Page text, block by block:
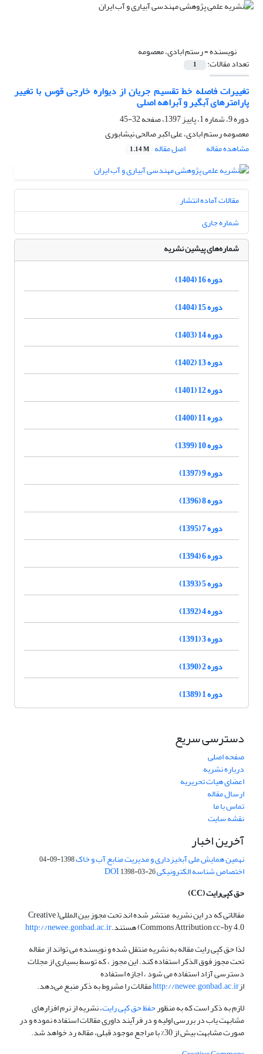
نویسنده =رستم ابادی، معصومه
تعداد مقالات: 1
تغییرات فاصله خط تقسیم جریان از دیواره خارجی قوس با تغییر
پارامترهای آبگیر و آبراهه اصلی
دوره 9، شماره 1، پاییز 1397، صفحه
32-45
معصومه رستم ابادی، علی اکبر صالحی نیشابوری
مشاهده مقاله
اصل مقاله 1.14 M
مقالات آماده انتشار
شماره جاری
شماره‌های پیشین نشریه
دوره 16 (1404)
دوره 15 (1404)
دوره 14 (1403)
دوره 13 (1402)
دوره 12 (1401)
دوره 11 (1400)
دوره 10 (1399)
دوره 9 (1397)
دوره 8 (1396)
دوره 7 (1395)
دوره 6 (1394)
دوره 5 (1393)
دوره 4 (1392)
دوره 3 (1391)
دوره 2 (1390)
دوره 1 (1389)
دسترسی سریع
صفحه اصلی
درباره نشریه
اعضای هیات تحریریه
ارسال مقاله
تماس با ما
نقشه سایت
آخرین اخبار
نهمین همایش ملی آبخیزداری و مدیریت منابع آب و خاک1398-09-04
اختصاص شناسه الکترونیکی DOI1398-03-26
حق کپی‌رایت(CC)
مقالاتی که در این نشریه منتشر شده اند تحت مجوز بین المللی( Creative
Commons Attribution cc-by 4.0) هستند.
http://newee.gonbad.ac.ir
لذا حق کپی رایت مقاله به نشریه منتقل شده و نویسنده می تواند از مقاله
تحت مجوز فوق الذکر استفاده کند. این مجوز ، که توسط بسیاری از مجلات
دسترسی آزاد استفاده می شود ، اجازه استفاده
ازhttp://newee.gonbad.ac.irمقالات را مشروط به ذکر منبع می‌دهد.
لازم به ذکر است که به منظورحفظ حق کپی رایت، نشریه از نرم افزارهای
مشابهت یاب در بررسی اولیه و در فرآیند داوری مقالات استفاده نموده و در
صورت مشابهت بیش از 30% با مراجع موجود قبلی، مقاله رد خواهد شد.